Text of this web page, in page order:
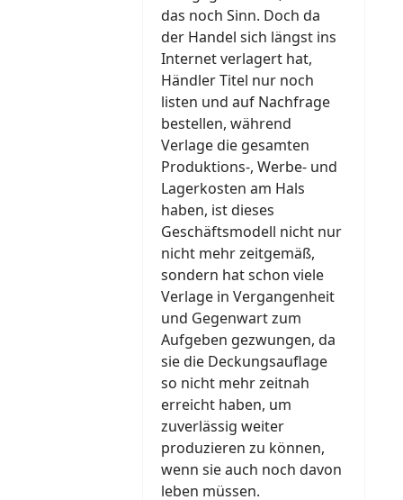
das noch Sinn. Doch da
der Handel sich längst ins
Internet verlagert hat,
Händler Titel nur noch
listen und auf Nachfrage
bestellen, während
Verlage die gesamten
Produktions-, Werbe- und
Lagerkosten am Hals
haben, ist dieses
Geschäftsmodell nicht nur
nicht mehr zeitgemäß,
sondern hat schon viele
Verlage in Vergangenheit
und Gegenwart zum
Aufgeben gezwungen, da
sie die Deckungsauflage
so nicht mehr zeitnah
erreicht haben, um
zuverlässig weiter
produzieren zu können,
wenn sie auch noch davon
leben müssen.